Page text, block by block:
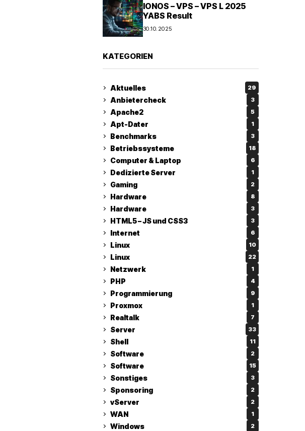
IONOS – VPS – VPS L 2025
YABS Result
30.10.2025
KATEGORIEN
Aktuelles 29
Anbietercheck 3
Apache2 5
Apt-Dater 1
Benchmarks 3
Betriebssysteme 18
Computer & Laptop 6
Dedizierte Server 1
Gaming 2
Hardware 8
Hardware 3
HTML5 – JS und CSS3 3
Internet 6
Linux 10
Linux 22
Netzwerk 1
PHP 4
Programmierung 9
Proxmox 1
Realtalk 7
Server 33
Shell 11
Software 2
Software 15
Sonstiges 3
Sponsoring 2
vServer 2
WAN 1
Windows 2